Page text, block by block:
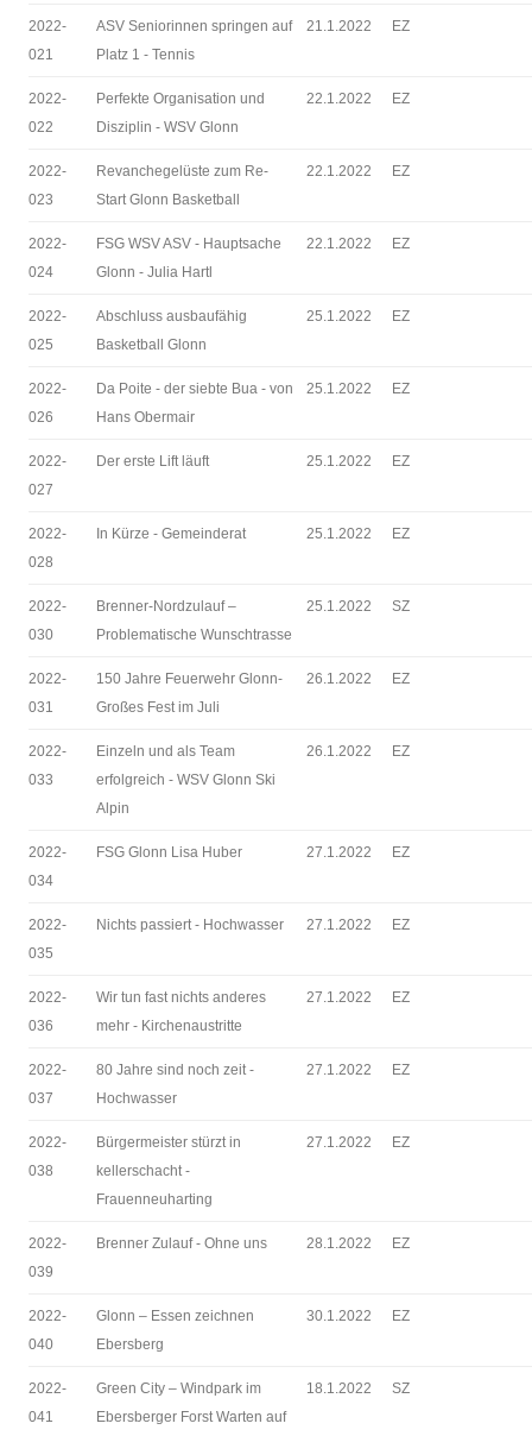
2022-
021
ASV Seniorinnen springen auf
Platz 1 - Tennis
21.1.2022 EZ
2022-
022
Perfekte Organisation und
Disziplin - WSV Glonn
22.1.2022 EZ
2022-
023
Revanchegelüste zum Re-
Start Glonn Basketball
22.1.2022 EZ
2022-
024
FSG WSV ASV - Hauptsache
Glonn - Julia Hartl
22.1.2022 EZ
2022-
025
Abschluss ausbaufähig
Basketball Glonn
25.1.2022 EZ
2022-
026
Da Poite - der siebte Bua - von
Hans Obermair
25.1.2022 EZ
2022-
027
Der erste Lift läuft 25.1.2022 EZ
2022-
028
In Kürze - Gemeinderat 25.1.2022 EZ
2022-
030
Brenner-Nordzulauf –
Problematische Wunschtrasse
25.1.2022 SZ
2022-
031
150 Jahre Feuerwehr Glonn-
Großes Fest im Juli
26.1.2022 EZ
2022-
033
Einzeln und als Team
erfolgreich - WSV Glonn Ski
Alpin
26.1.2022 EZ
2022-
034
FSG Glonn Lisa Huber 27.1.2022 EZ
2022-
035
Nichts passiert - Hochwasser 27.1.2022 EZ
2022-
036
Wir tun fast nichts anderes
mehr - Kirchenaustritte
27.1.2022 EZ
2022-
037
80 Jahre sind noch zeit -
Hochwasser
27.1.2022 EZ
2022-
038
Bürgermeister stürzt in
kellerschacht -
Frauenneuharting
27.1.2022 EZ
2022-
039
Brenner Zulauf - Ohne uns 28.1.2022 EZ
2022-
040
Glonn – Essen zeichnen
Ebersberg
30.1.2022 EZ
2022-
041
Green City – Windpark im
Ebersberger Forst Warten auf
18.1.2022 SZ